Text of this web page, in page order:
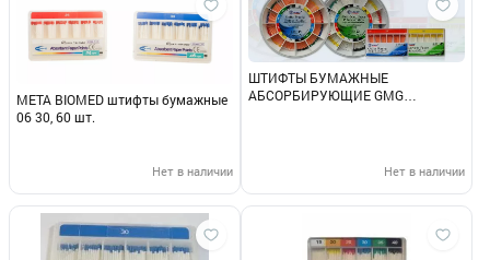
МЕТА BIOMED штифты бумажные
06 30, 60 шт.
Нет в наличии
ШТИФТЫ БУМАЖНЫЕ
АБСОРБИРУЮЩИЕ GMG
Нет в наличии